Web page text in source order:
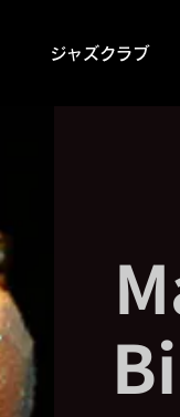
ジャズクラブ